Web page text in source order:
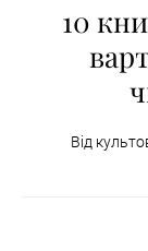
10
Від